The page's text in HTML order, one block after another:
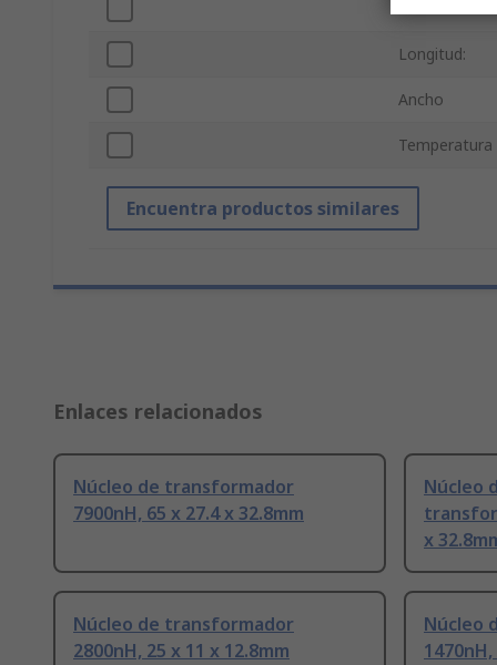
Longitud:
Ancho
Temperatura
Encuentra productos similares
Enlaces relacionados
Núcleo de transformador
7900nH, 65 x 27.4 x 32.8mm
Núcleo
x
Núcleo de transformador
2800nH, 25 x 11 x 12.8mm
Núcleo